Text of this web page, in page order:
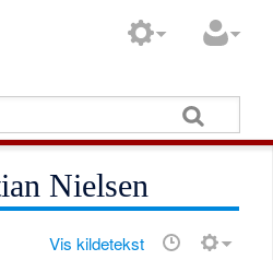
Nielsen
Vis kildetekst